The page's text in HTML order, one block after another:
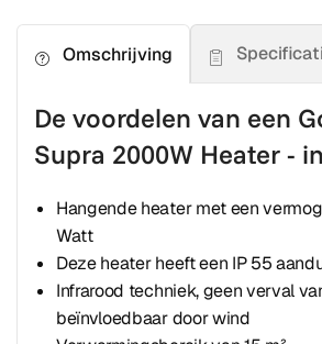
Omschrijving
De voordelen van een
Supra 2000W Heater -
Hangende heater met een
Watt
Deze heater heeft een IP 55
Infrarood techniek, geen verval
beïnvloedbaar door wind